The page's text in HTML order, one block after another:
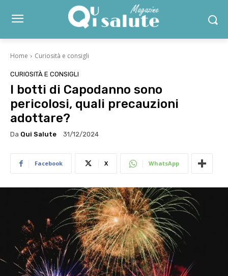
Home Curiosità e consigli
CURIOSITÀ E CONSIGLI
I botti di Capodanno sono
pericolosi, quali precauzioni
adottare?
Da Qui Salute 31/12/2024
Facebook X WhatsApp